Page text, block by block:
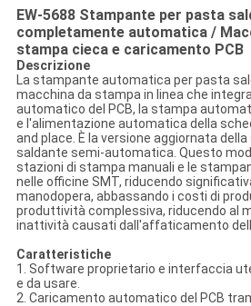
EW-5688 Stampante per pasta
completamente automatica /
stampa cieca e caricamento PCB
Descrizione
La stampante automatica per pasta
macchina da stampa in linea che
automatico del PCB, la stampa
e l'alimentazione automatica della
and place. È la versione aggiornata
saldante semi-automatica. Questo
stazioni di stampa manuali e le
nelle officine SMT, riducendo
manodopera, abbassando i costi di
produttività complessiva, riducendo al
inattività causati dall'affaticamento
Caratteristiche
1. Software proprietario e interfaccia
e da usare.
2. Caricamento automatico del PCB